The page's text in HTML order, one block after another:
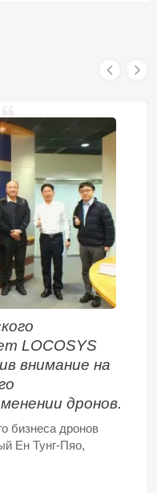
LOCOSYS
внимание на
дронов.
бизнеса дронов
Ен Тунг-Пяо,